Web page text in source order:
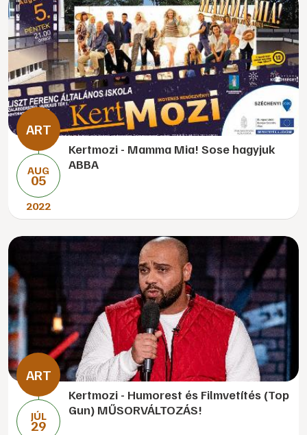
AUG
05
2022
Kertmozi - Mamma Mia! Sose hagyjuk
ABBA
JÚL
29
Kertmozi - Humorest és Filmvetítés (Top
Gun) MŰSORVÁLTOZÁS!